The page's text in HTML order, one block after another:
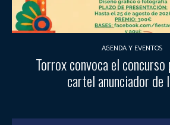
AGENDA Y EVENTOS
Torrox convoca el
cartel anunciador de